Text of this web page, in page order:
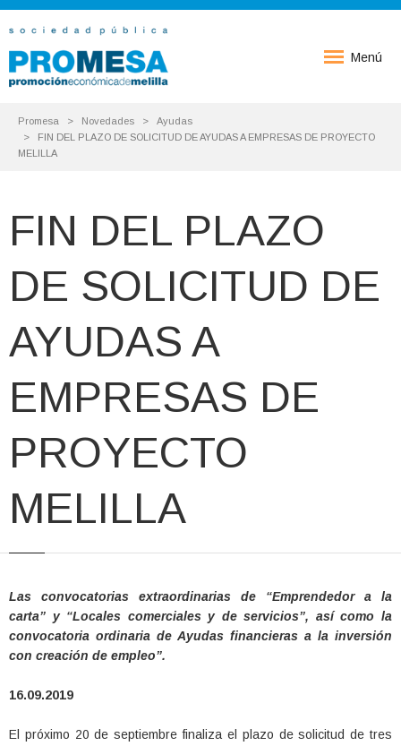
Menú
Promesa Novedades
Ayudas
FIN DEL PLAZO DE SOLICITUD DE AYUDAS A EMPRESAS DE PROYECTO
MELILLA
FIN DEL PLAZO
DE SOLICITUD DE
AYUDAS A
EMPRESAS DE
PROYECTO
MELILLA
Las convocatorias extraordinarias de “Emprendedor a la
carta” y “Locales comerciales y de servicios”, así como la
convocatoria ordinaria de Ayudas financieras a la inversión
con creación de empleo”.
16.09.2019
El próximo 20 de septiembre finaliza el plazo de solicitud de tres